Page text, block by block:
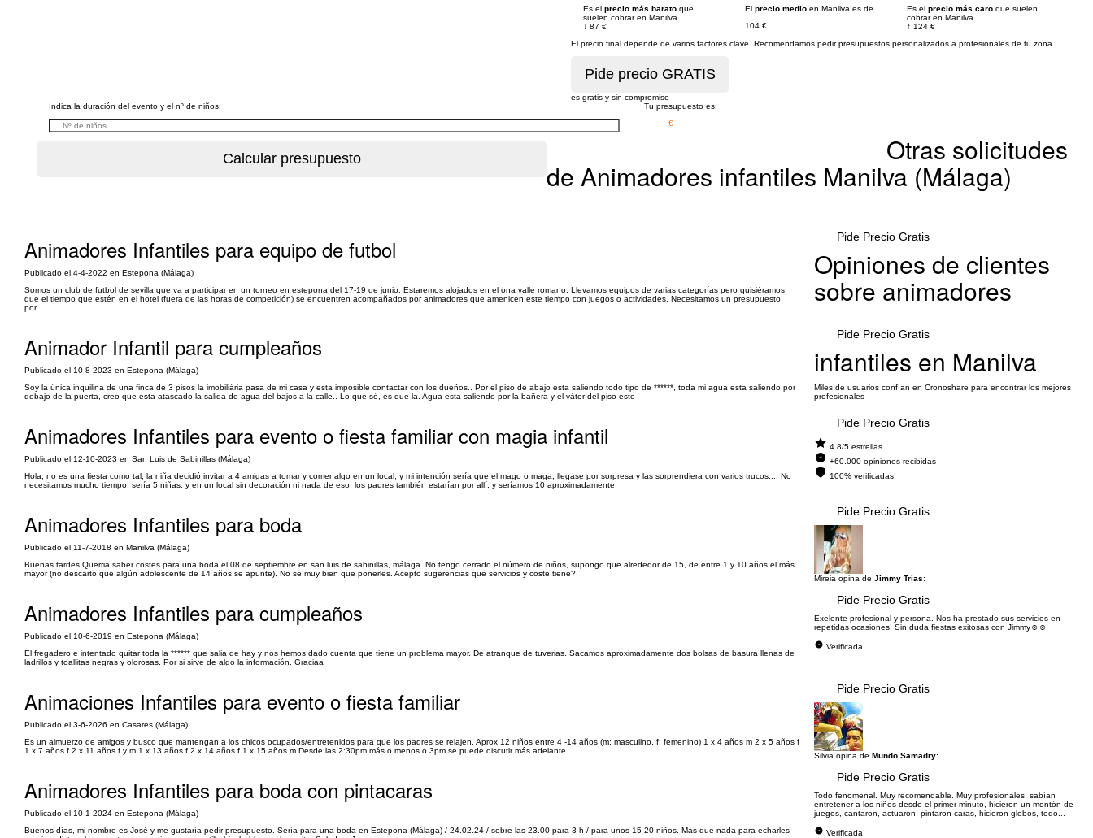
Es el precio más barato que
suelen cobrar en Manilva
↓ 87 €
El precio medio en Manilva es de
104 €
Es el precio más caro que suelen
cobrar en Manilva
↑ 124 €
El precio final depende de varios factores clave. Recomendamos pedir presupuestos personalizados a profesionales de tu zona.
es gratis y sin compromiso
Indica la duración del evento y el nº de niños:
Tu presupuesto es:
– €
Otras solicitudes
de Animadores infantiles Manilva (Málaga)
Animadores Infantiles para equipo de futbol
Publicado el 4-4-2022 en Estepona (Málaga)
Somos un club de futbol de sevilla que va a participar en un torneo en estepona del 17-19 de junio. Estaremos alojados en el ona valle romano. Llevamos equipos de varias categorías pero quisiéramos
que el tiempo que estén en el hotel (fuera de las horas de competición) se encuentren acompañados por animadores que amenicen este tiempo con juegos o actividades. Necesitamos un presupuesto
por...
Pide Precio Gratis
Animador Infantil para cumpleaños
Publicado el 10-8-2023 en Estepona (Málaga)
Soy la única inquilina de una finca de 3 pisos la imobiliária pasa de mi casa y esta imposible contactar con los dueños.. Por el piso de abajo esta saliendo todo tipo de ******, toda mi agua esta saliendo por
debajo de la puerta, creo que esta atascado la salida de agua del bajos a la calle.. Lo que sé, es que la. Agua esta saliendo por la bañera y el váter del piso este
Pide Precio Gratis
Animadores Infantiles para evento o fiesta familiar con magia infantil
Publicado el 12-10-2023 en San Luis de Sabinillas (Málaga)
Hola, no es una fiesta como tal, la niña decidió invitar a 4 amigas a tomar y comer algo en un local, y mi intención sería que el mago o maga, llegase por sorpresa y las sorprendiera con varios trucos.... No
necesitamos mucho tiempo, sería 5 niñas, y en un local sin decoración ni nada de eso, los padres también estarían por allí, y seríamos 10 aproximadamente
Pide Precio Gratis
Animadores Infantiles para boda
Publicado el 11-7-2018 en Manilva (Málaga)
Buenas tardes Querria saber costes para una boda el 08 de septiembre en san luis de sabinillas, málaga. No tengo cerrado el número de niños, supongo que alrededor de 15, de entre 1 y 10 años el más
mayor (no descarto que algún adolescente de 14 años se apunte). No se muy bien que ponerles. Acepto sugerencias que servicios y coste tiene?
Pide Precio Gratis
Animadores Infantiles para cumpleaños
Publicado el 10-6-2019 en Estepona (Málaga)
El fregadero e intentado quitar toda la ****** que salia de hay y nos hemos dado cuenta que tiene un problema mayor. De atranque de tuverias. Sacamos aproximadamente dos bolsas de basura llenas de
ladrillos y toallitas negras y olorosas. Por si sirve de algo la información. Graciaa
Pide Precio Gratis
Animaciones Infantiles para evento o fiesta familiar
Publicado el 3-6-2026 en Casares (Málaga)
Es un almuerzo de amigos y busco que mantengan a los chicos ocupados/entretenidos para que los padres se relajen. Aprox 12 niños entre 4 -14 años (m: masculino, f: femenino) 1 x 4 años m 2 x 5 años f
1 x 7 años f 2 x 11 años f y m 1 x 13 años f 2 x 14 años f 1 x 15 años m Desde las 2:30pm más o menos o 3pm se puede discutir más adelante
Pide Precio Gratis
Animadores Infantiles para boda con pintacaras
Publicado el 10-1-2024 en Estepona (Málaga)
Buenos días, mi nombre es José y me gustaría pedir presupuesto. Sería para una boda en Estepona (Málaga) / 24.02.24 / sobre las 23.00 para 3 h / para unos 15-20 niños. Más que nada para echarles
Pide Precio Gratis
Opiniones de clientes
sobre animadores
infantiles en Manilva
Miles de usuarios confían en Cronoshare para encontrar los mejores
profesionales
4.8/5 estrellas
+60.000 opiniones recibidas
100% verificadas
Mireia opina de Jimmy Trias:
Exelente profesional y persona. Nos ha prestado sus servicios en
repetidas ocasiones! Sin duda fiestas exitosas con Jimmy☺️☺️
Verificada
Silvia opina de Mundo Samadry:
Todo fenomenal. Muy recomendable. Muy profesionales, sabían
entretener a los niños desde el primer minuto, hicieron un montón de
juegos, cantaron, actuaron, pintaron caras, hicieron globos, todo...
Verificada